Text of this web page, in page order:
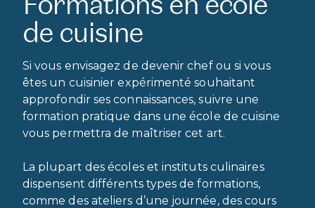
de cuisine
Si vous envisagez de devenir chef ou si vous
êtes un cuisinier expérimenté souhaitant
approfondir ses connaissances, suivre une
formation pratique dans une école de cuisine
vous permettra de maîtriser cet art.
La plupart des écoles et instituts culinaires
dispensent différents types de formations,
comme des ateliers d’une journée, des cours